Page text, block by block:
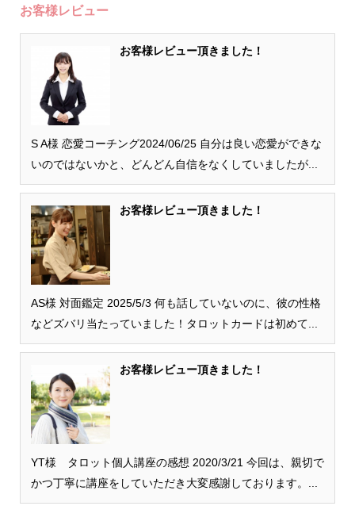
お客様レビュー
お客様レビュー頂きました！
S A様 恋愛コーチング2024/06/25 自分は良い恋愛ができな
いのではないかと、どんどん自信をなくしていましたが...
お客様レビュー頂きました！
AS様 対面鑑定 2025/5/3 何も話していないのに、彼の性格
などズバリ当たっていました！タロットカードは初めて...
お客様レビュー頂きました！
YT様 タロット個人講座の感想 2020/3/21 今回は、親切で
かつ丁寧に講座をしていただき大変感謝しております。...